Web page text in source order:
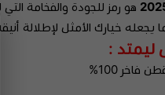
هو رمز للجودة والفخامة
يجعله خيارك الأمثل لإطلالة
:
فاخر 100%